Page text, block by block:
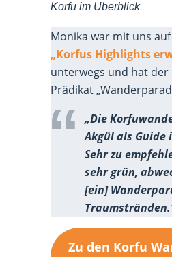
Korfu im Überblick
Monika war mit uns
„Korfus Highlights
unterwegs und hat der
Prädikat
„Die
Akgül als
Sehr zu
sehr grün,
[ein]
Zu den Korfu